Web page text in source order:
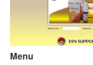
Menu